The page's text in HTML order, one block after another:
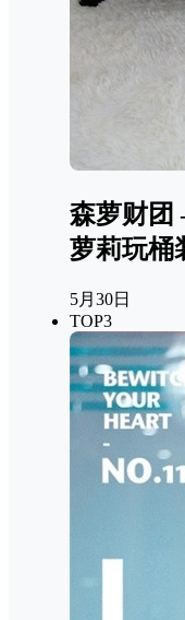
森萝财团
萝莉玩桶
5月30日
TOP3